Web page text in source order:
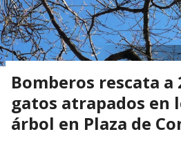
Bomberos rescata a
gatos atrapados en
árbol en Plaza de